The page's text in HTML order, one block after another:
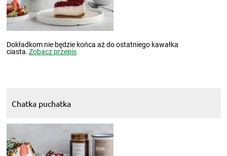
Dokładkom nie będzie końca aż do ostatniego kawałka
ciasta.Zobacz przepis
Chatka puchatka